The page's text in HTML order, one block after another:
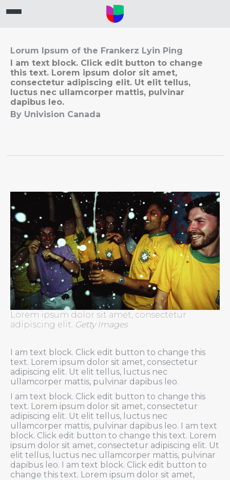
Lorum Ipsum of the Frankerz Lyin Ping
I am text block. Click edit button to change
this text. Lorem ipsum dolor sit amet,
consectetur adipiscing elit. Ut elit tellus,
luctus nec ullamcorper mattis, pulvinar
dapibus leo.
By Univision Canada
Lorem ipsum dolor sit amet, consectetur
adipiscing elit. Getty Images
I am text block. Click edit button to change this
text. Lorem ipsum dolor sit amet, consectetur
adipiscing elit. Ut elit tellus, luctus nec
ullamcorper mattis, pulvinar dapibus leo.
I am text block. Click edit button to change this
text. Lorem ipsum dolor sit amet, consectetur
adipiscing elit. Ut elit tellus, luctus nec
ullamcorper mattis, pulvinar dapibus leo. I am text
block. Click edit button to change this text. Lorem
ipsum dolor sit amet, consectetur adipiscing elit. Ut
elit tellus, luctus nec ullamcorper mattis, pulvinar
dapibus leo. I am text block. Click edit button to
change this text. Lorem ipsum dolor sit amet,